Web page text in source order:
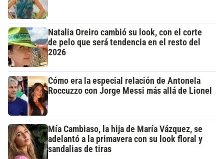
Natalia Oreiro cambió su look, con el corte
de pelo que será tendencia en el resto del
2026
Cómo era la especial relación de Antonela
Roccuzzo con Jorge Messi más allá de Lionel
Mía Cambiaso, la hija de María Vázquez, se
adelantó a la primavera con su look floral y
sandalias de tiras